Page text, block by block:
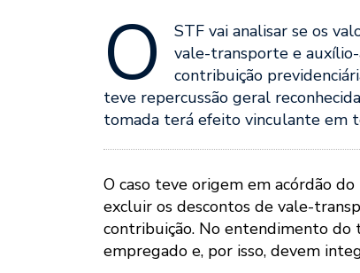
O
STF vai analisar se os
vale-transporte e
contribuição
teve repercussão geral
tomada terá efeito vinculante em
O caso teve origem em acórdão
excluir os descontos de vale-
contribuição. No entendimento do
empregado e, por isso, devem